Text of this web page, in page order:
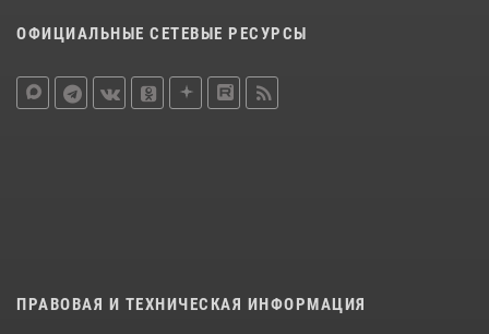
ОФИЦИАЛЬНЫЕ СЕТЕВЫЕ РЕСУРСЫ
ПРАВОВАЯ И ТЕХНИЧЕСКАЯ ИНФОРМАЦИЯ